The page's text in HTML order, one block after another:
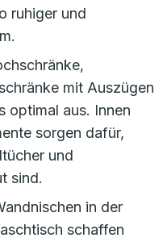
ruhiger und
mit Auszügen
optimal aus. Innen
sorgen dafür,
und
sind.
in der
schaffen